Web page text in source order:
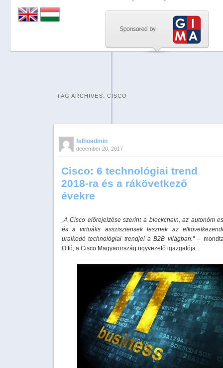
TAG ARCHIVES: CISCO
felhoadmin
december 20, 2017
Cisco: 6 technológiai trend
2018-ra és a rákövetkező
évekre
„A Cisco előrejelzése szerint a blockchain, az autonóm
és a virtuális asszisztensek lesznek az
uralkodó technológiai trendjei a B2B világban.”–
Ottó, a Cisco Magyarország ügyvezető igazgatója.